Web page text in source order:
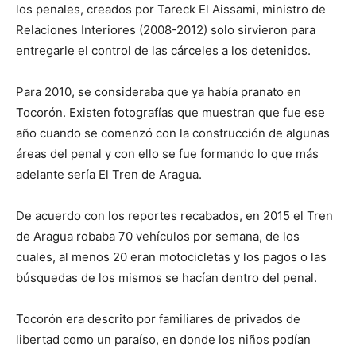
los penales, creados por Tareck El Aissami, ministro de
Relaciones Interiores (2008-2012) solo sirvieron para
entregarle el control de las cárceles a los detenidos.
Para 2010, se consideraba que ya había pranato en
Tocorón. Existen fotografías que muestran que fue ese
año cuando se comenzó con la construcción de algunas
áreas del penal y con ello se fue formando lo que más
adelante sería El Tren de Aragua.
De acuerdo con los reportes recabados, en 2015 el Tren
de Aragua robaba 70 vehículos por semana, de los
cuales, al menos 20 eran motocicletas y los pagos o las
búsquedas de los mismos se hacían dentro del penal.
Tocorón era descrito por familiares de privados de
libertad como un paraíso, en donde los niños podían